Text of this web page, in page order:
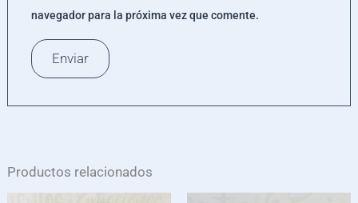
navegador para la próxima vez que comente.
Productos relacionados